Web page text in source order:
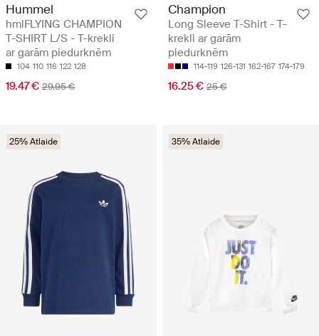
Hummel
hmlFLYING CHAMPION
T-SHIRT L/S - T-krekli
ar garām piedurknēm
104 110 116 122 128
19.47 € 29.95 €
Champion
Long Sleeve T-Shirt - T-
krekli ar garām
piedurknēm
114-119 126-131 162-167 174-179
16.25 € 25 €
25% Atlaide 35% Atlaide